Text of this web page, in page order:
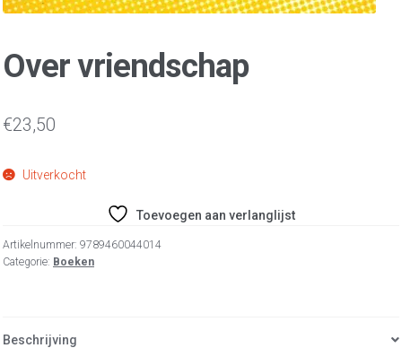
Over vriendschap
€23,50
Uitverkocht
Toevoegen aan verlanglijst
Artikelnummer: 9789460044014
Categorie: Boeken
Beschrijving